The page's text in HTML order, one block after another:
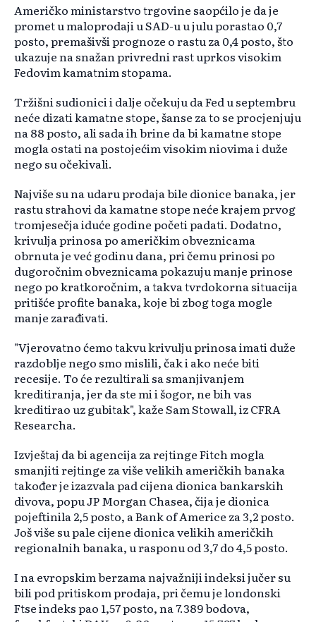
Američko ministarstvo trgovine saopćilo je da je
promet u maloprodaji u SAD-u u julu porastao 0,7
posto, premašivši prognoze o rastu za 0,4 posto, što
ukazuje na snažan privredni rast uprkos visokim
Fedovim kamatnim stopama.
Tržišni sudionici i dalje očekuju da Fed u septembru
neće dizati kamatne stope, šanse za to se procjenjuju
na 88 posto, ali sada ih brine da bi kamatne stope
mogla ostati na postojećim visokim niovima i duže
nego su očekivali.
Najviše su na udaru prodaja bile dionice banaka, jer
rastu strahovi da kamatne stope neće krajem prvog
tromjesečja iduće godine početi padati. Dodatno,
krivulja prinosa po američkim obveznicama
obrnuta je već godinu dana, pri čemu prinosi po
dugoročnim obveznicama pokazuju manje prinose
nego po kratkoročnim, a takva tvrdokorna situacija
pritišće profite banaka, koje bi zbog toga mogle
manje zarađivati.
"Vjerovatno ćemo takvu krivulju prinosa imati duže
razdoblje nego smo mislili, čak i ako neće biti
recesije. To će rezultirali sa smanjivanjem
kreditiranja, jer da ste mi i šogor, ne bih vas
kreditirao uz gubitak", kaže Sam Stowall, iz CFRA
Researcha.
Izvještaj da bi agencija za rejtinge Fitch mogla
smanjiti rejtinge za više velikih američkih banaka
također je izazvala pad cijena dionica bankarskih
divova, popu JP Morgan Chasea, čija je dionica
pojeftinila 2,5 posto, a Bank of Americe za 3,2 posto.
Još više su pale cijene dionica velikih američkih
regionalnih banaka, u rasponu od 3,7 do 4,5 posto.
I na evropskim berzama najvažniji indeksi jučer su
bili pod pritiskom prodaja, pri čemu je londonski
Ftse indeks pao 1,57 posto, na 7.389 bodova,